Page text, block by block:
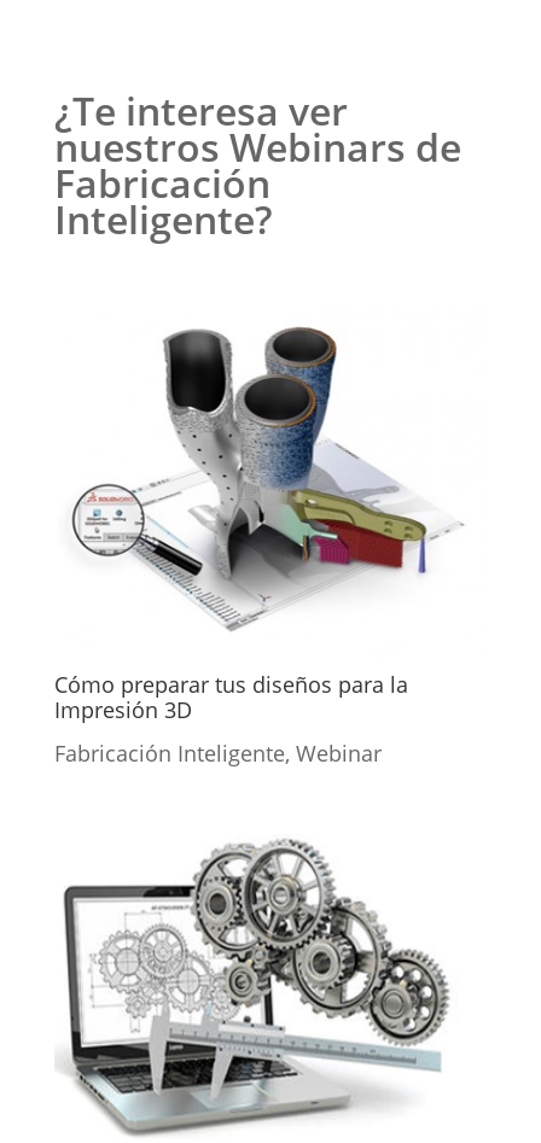
¿Te interesa ver
nuestros Webinars de
Fabricación
Inteligente?
Cómo preparar tus diseños para la
Impresión 3D
Fabricación Inteligente, Webinar